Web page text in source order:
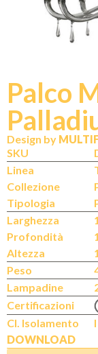
IT
Design by
Palco
SKU
Linea
Collezione
Tipologia
Larghezza
Profondità
Altezza
Peso
Lampadine
Certificazioni
Cl. Isolamento
I
DOWNLOAD